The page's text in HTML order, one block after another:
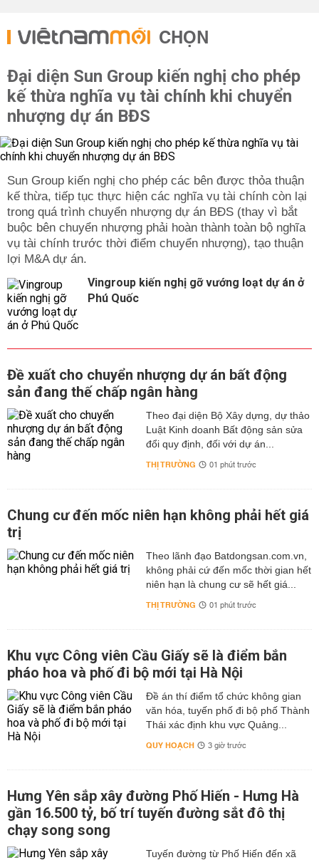
CHỌN
Đại diện Sun Group kiến nghị cho phép
kế thừa nghĩa vụ tài chính khi chuyển
nhượng dự án BĐS
Sun Group kiến nghị cho phép các bên được thỏa thuận
kế thừa, tiếp tục thực hiện các nghĩa vụ tài chính còn lại
trong quá trình chuyển nhượng dự án BĐS (thay vì bắt
buộc bên chuyển nhượng phải hoàn thành toàn bộ nghĩa
vụ tài chính trước thời điểm chuyển nhượng), tạo thuận
lợi M&A dự án.
Vingroup kiến nghị gỡ vướng loạt dự án ở
Phú Quốc
Đề xuất cho chuyển nhượng dự án bất động
sản đang thế chấp ngân hàng
Theo đại diện Bộ Xây dựng, dự thảo
Luật Kinh doanh Bất động sản sửa
đổi quy định, đối với dự án...
THỊ TRƯỜNG 01 phút trước
Chung cư đến mốc niên hạn không phải hết giá
trị
Theo lãnh đạo Batdongsan.com.vn,
không phải cứ đến mốc thời gian hết
niên hạn là chung cư sẽ hết giá...
THỊ TRƯỜNG 01 phút trước
Khu vực Công viên Cầu Giấy sẽ là điểm bắn
pháo hoa và phố đi bộ mới tại Hà Nội
Đề án thí điểm tổ chức không gian
văn hóa, tuyến phố đi bộ phố Thành
Thái xác định khu vực Quảng...
QUY HOẠCH 3 giờ trước
Hưng Yên sắp xây đường Phố Hiến - Hưng Hà
gần 16.500 tỷ, bố trí tuyến đường sắt đô thị
chạy song song
Tuyến đường từ Phố Hiến đến xã